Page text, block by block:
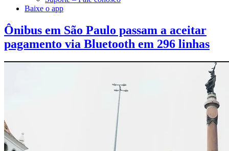
Baixe o app
Ônibus em São Paulo passam a aceitar
pagamento via Bluetooth em 296 linhas